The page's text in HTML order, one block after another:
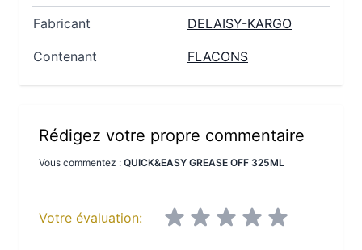
Fabricant DELAISY-KARGO
Contenant FLACONS
Rédigez votre propre commentaire
Vous commentez : QUICK&EASY GREASE OFF 325ML
Votre évaluation: